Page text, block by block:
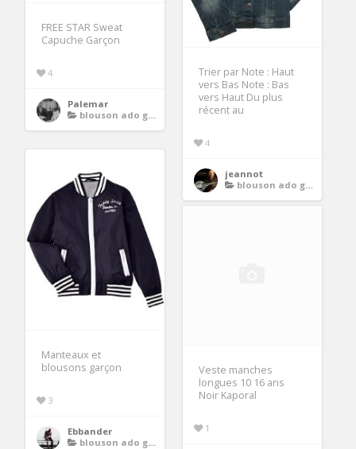
FREE STAR Sweat
Capuche Garçon
4
Palemar
blouson ado garcon
Trier par Note : Haut
vers Bas Note : Bas
vers Haut Du plus
récent au
4
jeannot
blouson ado garcon
Manteaux et
blousons garçon
3
Ebbander
blouson ado garcon
Veste manches
longues 10 16 ans
Noir Kaporal
1